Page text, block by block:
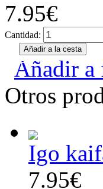
7.95€
Cantidad:
Añadir a
Otros
Igo
7.95€